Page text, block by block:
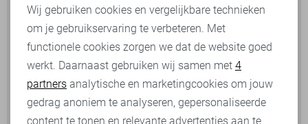
Personalisatie cookies
Analytische cookies
Marketing cookies
Wij gebruiken cookies en vergelijkbare technieken
om je gebruikservaring te verbeteren. Met
functionele cookies zorgen we dat de website goed
werkt. Daarnaast gebruiken wij samen met 4
partners analytische en marketingcookies om jouw
gedrag anoniem te analyseren, gepersonaliseerde
content te tonen en relevante advertenties aan te